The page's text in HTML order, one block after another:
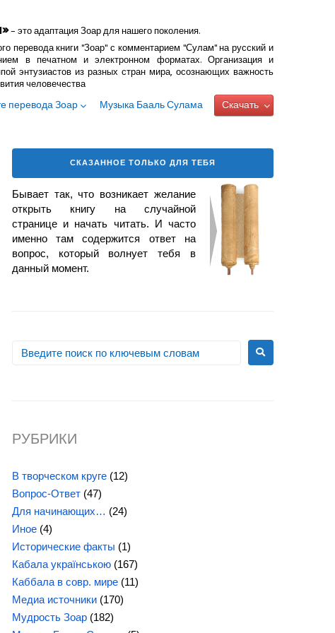
– это адаптация Зоар для нашего поколения.
перевода книги "Зоар" с комментарием "Сулам" на русский и
в печатном и электронном форматах. Организация и
энтузиастов из разных стран мира, осознающих важность
человечества
перевода Зоар Музыка Бааль Сулама Скачать
СКАЗАННОЕ ТОЛЬКО ДЛЯ ТЕБЯ
Бывает так, что возникает желание
открыть книгу на случайной
странице и начать читать. И часто
именно там содержится ответ на
вопрос, который волнует тебя в
данный момент.
РУБРИКИ
В творческом круге (12)
Вопрос-Ответ (47)
Для начинающих… (24)
Иное (4)
Исторические факты (1)
Кабала українською (167)
Каббала в совр. мире (11)
Медиа источники (170)
Мудрость Зоар (182)